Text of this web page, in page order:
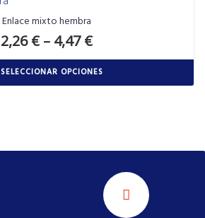
Enlace mixto hembra
2,26€– 4,47€
SELECCIONAR OPCIONES